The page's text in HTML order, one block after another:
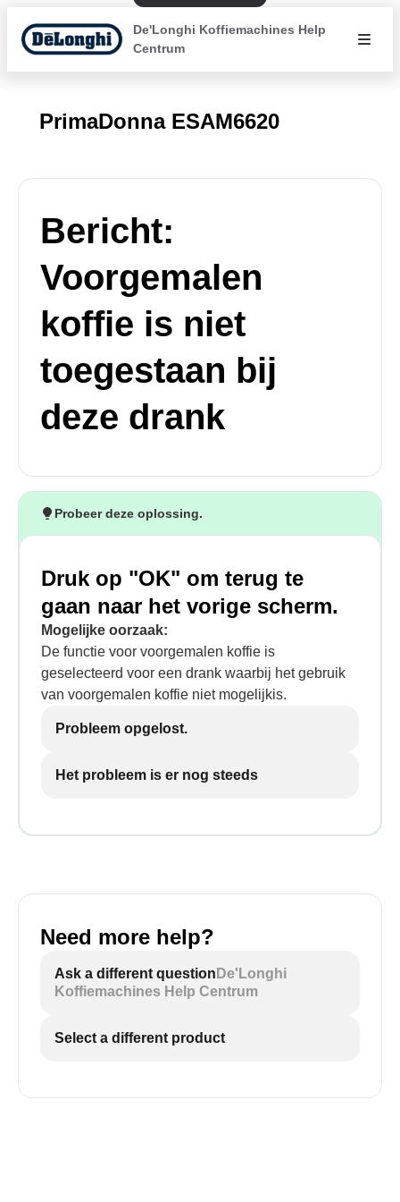
De'Longhi Koffiemachines Help
Centrum
PrimaDonna ESAM6620
Bericht:
Voorgemalen
koffie is niet
toegestaan bij
deze drank
Probeer deze oplossing.
Druk op "OK" om terug te
gaan naar het vorige scherm.
Mogelijke oorzaak:
De functie voor voorgemalen koffie is
geselecteerd voor een drank waarbij het gebruik
van voorgemalen koffie niet mogelijkis.
Probleem opgelost.
Het probleem is er nog steeds
Need more help?
Ask a different question De'Longhi
Koffiemachines Help Centrum
Select a different product